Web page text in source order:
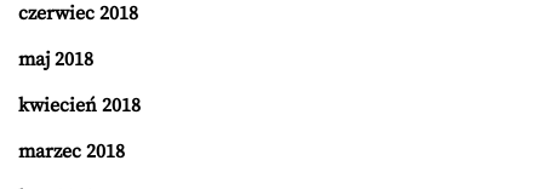
czerwiec 2018
maj 2018
kwiecień 2018
marzec 2018